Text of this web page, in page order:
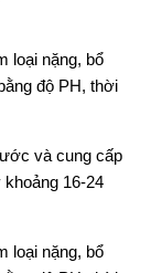
loại nặng, bổ
độ PH, thời
và cung cấp
16-24
loại nặng, bổ